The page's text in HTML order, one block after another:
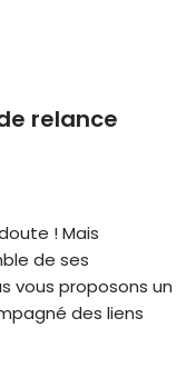
relance
! Mais
de ses
vous proposons un
des liens